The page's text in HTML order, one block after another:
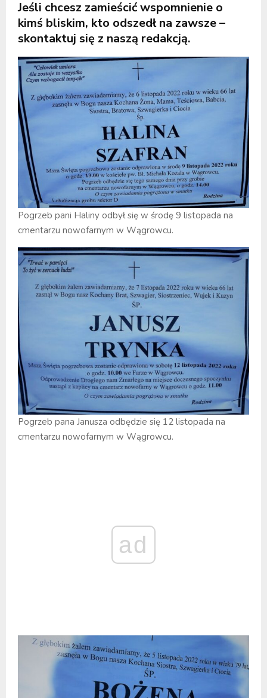
Jeśli chcesz zamieścić wspomnienie o
kimś bliskim, kto odszedł na zawsze –
skontaktuj się z naszą redakcją.
Pogrzeb pani Haliny odbył się w środę 9 listopada na
cmentarzu nowofarnym w Wągrowcu.
Pogrzeb pana Janusza odbędzie się 12 listopada na
cmentarzu nowofarnym w Wągrowcu.
ad